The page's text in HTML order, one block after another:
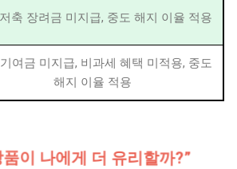
축 장려금 미지급, 중도 해지 이율 적용
여금 미지급, 비과세 혜택 미적용, 중도
해지 이율 적용
이 나에게 더 유리할까?”